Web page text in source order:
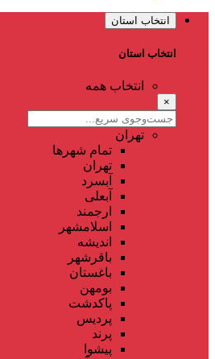
انتخاب استان
انتخاب استان
انتخاب همه
×
تهران
تمام شهر‌ها
تهران
آبسرد
آبعلی
ارجمند
اسلامشهر
اندیشه
باقرشهر
باغستان
بومهن
پاکدشت
پردیس
پرند
پیشوا